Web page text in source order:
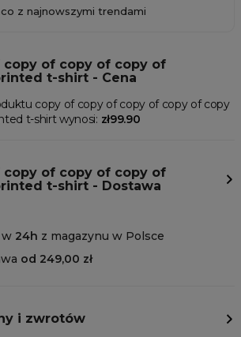
z najnowszymi trendami
of copy of copy of
t-shirt - Cena
copy of copy of copy of copy of copy
t-shirt wynosi: zł99.90
of copy of copy of
t-shirt - Dostawa
w 24h z magazynu w Polsce
od 249,00 zł
i zwrotów